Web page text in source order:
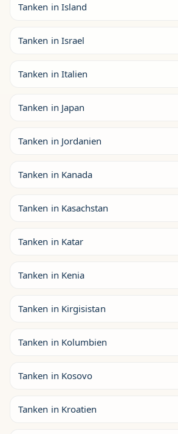
Tanken in Island
Tanken in Israel
Tanken in Italien
Tanken in Japan
Tanken in Jordanien
Tanken in Kanada
Tanken in Kasachstan
Tanken in Katar
Tanken in Kenia
Tanken in Kirgisistan
Tanken in Kolumbien
Tanken in Kosovo
Tanken in Kroatien